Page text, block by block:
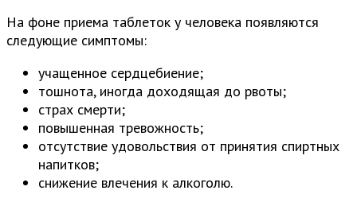
На фоне приема таблеток у человека появляются
следующие симптомы:
учащенное сердцебиение;
тошнота, иногда доходящая до рвоты;
страх смерти;
повышенная тревожность;
отсутствие удовольствия от принятия спиртных
напитков;
снижение влечения к алкоголю.